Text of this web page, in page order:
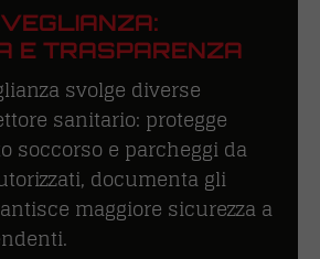
E TRASPARENZA
svolge diverse
sanitario: protegge
soccorso e parcheggi da
documenta gli
maggiore sicurezza a